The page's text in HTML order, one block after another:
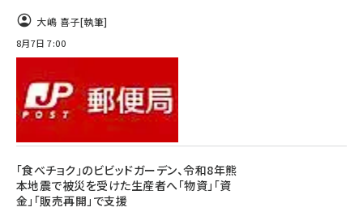
大嶋 喜子[執筆]
8月7日 7:00
「食べチョク」のビビッドガーデン、令和8年熊
本地震で被災を受けた生産者へ「物資」「資
金」「販売再開」で支援